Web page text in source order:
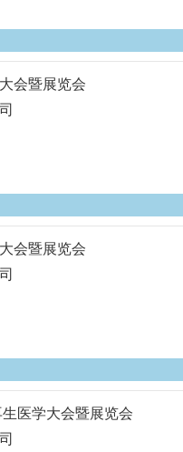
会暨展览会
会暨展览会
医学大会暨展览会